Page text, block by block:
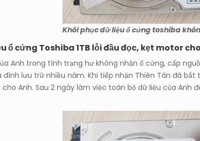
Khôi phục dữ liệu ổ cứng toshiba
ổ cứng Toshiba 1TB lỗi đầu đọc, kẹt motor
Anh trong tình trạng hư không nhận ổ cứng, cấp
đình lưu trữ nhiều năm. Khi tiếp nhận Thiên Tân đã
cho Anh. Sau 2 ngày làm việc toàn bộ dữ liệu của